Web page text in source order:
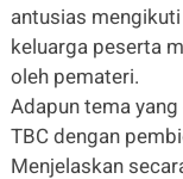
antusias
keluarga peserta
oleh pemateri.
Adapun tema
TBC dengan
Menjelaskan